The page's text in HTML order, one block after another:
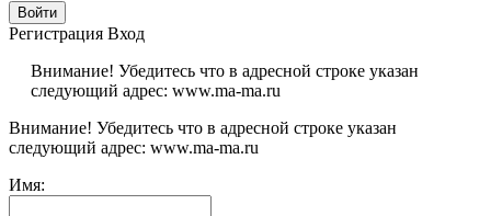
Войти
Регистрация Вход
Внимание! Убедитесь что в адресной строке указан
следующий адрес: www.ma-ma.ru
Внимание! Убедитесь что в адресной строке указан
следующий адрес: www.ma-ma.ru
Имя: